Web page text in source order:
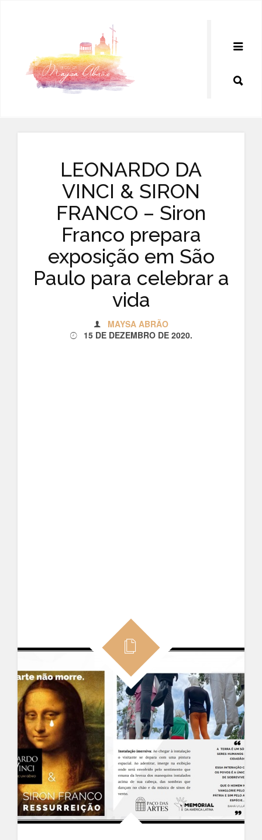
LEONARDO DA
VINCI & SIRON
FRANCO – Siron
Franco prepara
exposição em São
Paulo para celebrar a
vida
MAYSA ABRÃO
15 DE DEZEMBRO DE 2020.